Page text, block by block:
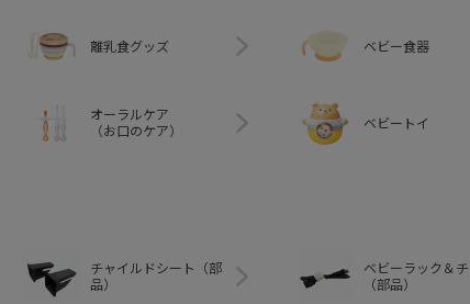
離乳食グッズ ベビー食器
オーラルケア
（お口のケア）
ベビートイ
チャイルドシート（部
品）
ベビーラック＆
（部品）